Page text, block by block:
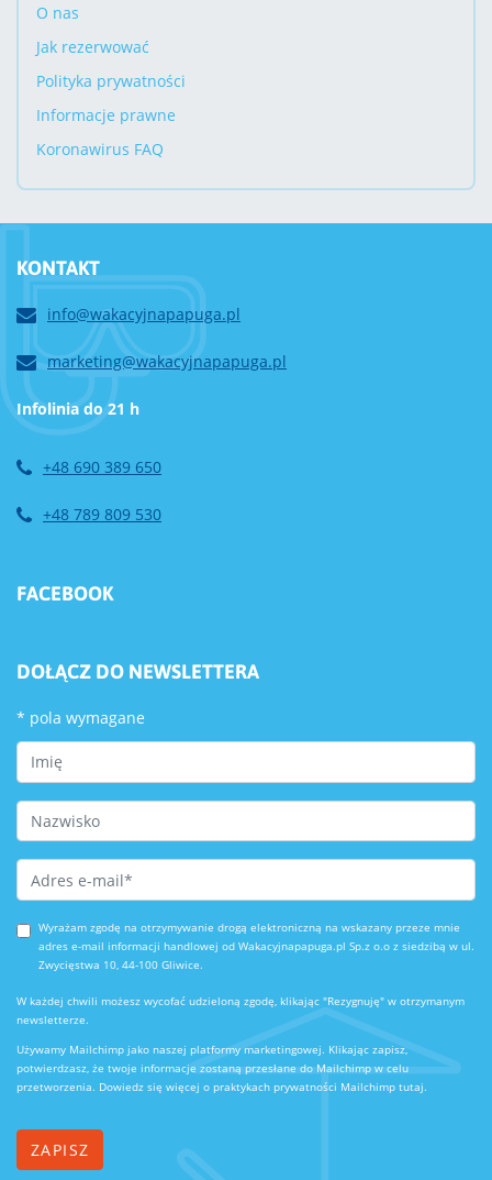
O nas
Jak rezerwować
Polityka prywatności
Informacje prawne
Koronawirus FAQ
KONTAKT
info@wakacyjnapapuga.pl
marketing@wakacyjnapapuga.pl
Infolinia do 21 h
+48 690 389 650
+48 789 809 530
FACEBOOK
DOŁĄCZ DO NEWSLETTERA
* pola wymagane
First Name
Last Name
Email Address *
Wyrażam zgodę na otrzymywanie drogą elektroniczną na wskazany przeze mnie
adres e-mail informacji handlowej od Wakacyjnapapuga.pl Sp.z o.o z siedzibą w ul.
Zwycięstwa 10, 44-100 Gliwice.
W każdej chwili możesz wycofać udzieloną zgodę, klikając "Rezygnuję" w otrzymanym
newsletterze.
Używamy Mailchimp jako naszej platformy marketingowej. Klikając zapisz,
potwierdzasz, że twoje informacje zostaną przesłane do Mailchimp w celu
przetworzenia. Dowiedz się więcej o praktykach prywatności Mailchimp tutaj.